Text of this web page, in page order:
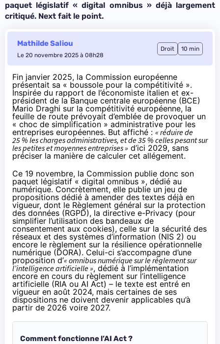
paquet législatif « digital omnibus » déjà largement
critiqué. Next fait le point.
Mathilde Saliou
Le 20 novembre 2025 à 08h28
Droit 10 min
Fin janvier 2025, la Commission européenne
présentait sa « boussole pour la compétitivité ».
Inspirée du rapport de l’économiste italien et ex-
président de la Banque centrale européenne (BCE)
Mario Draghi sur la compétitivité européenne, la
feuille de route prévoyait d’emblée de provoquer un
« choc de simplification » administrative pour les
entreprises européennes. But affiché : « réduire de
25 % les charges administratives, et de 35 % celles pesant sur
les petites et moyennes entreprises » d’ici 2029, sans
préciser la manière de calculer cet allégement.
Ce 19 novembre, la Commission publie donc son
paquet législatif « digital omnibus », dédié au
numérique. Concrètement, elle publie un jeu de
propositions dédié à amender des textes déjà en
vigueur, dont le Règlement général sur la protection
des données (RGPD), la directive e-Privacy (pour
simplifier l’utilisation des bandeaux de
consentement aux cookies), celle sur la sécurité des
réseaux et des systèmes d’information (NIS 2) ou
encore le règlement sur la résilience opérationnelle
numérique (DORA). Celui-ci s’accompagne d’une
proposition d’« omnibus numérique sur le règlement sur
l’intelligence artificielle », dédié à l’implémentation
encore en cours du règlement sur l’intelligence
artificielle (RIA ou AI Act) – le texte est entré en
vigueur en août 2024, mais certaines de ses
dispositions ne doivent devenir applicables qu’à
partir de 2026 voire 2027.
Comment fonctionne l’AI Act ?